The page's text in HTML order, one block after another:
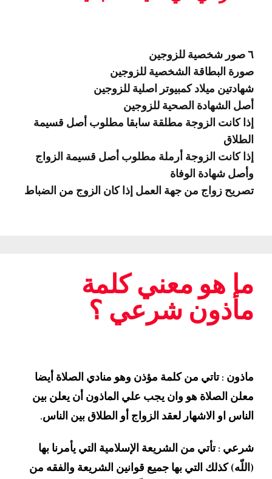
٦ صور شخصية للزوجين
صورة البطاقة الشخصية للزوجين
شهادتين ميلاد كمبيوتر اصلية للزوجين
أصل الشهادة الصحية للزوجين
إذا كانت الزوجة مطلقة سابقا مطلوب أصل قسيمة
الطلاق
إذا كانت الزوجة أرملة مطلوب أصل قسيمة الزواج
وأصل شهادة الوفاة
تصريح زواج من جهة العمل إذا كان الزوج من الضباط
ما هو معني كلمة
مأذون شرعي ؟
ماذون : تاتي من كلمة مؤذن وهو منادي الصلاة أيضا
معلن الصلاة هو وان يجب علي الماذون أن يعلن بين
الناس او الاشهار لعقد الزواج أو الطلاق بين الناس.
شرعي : تأتي من الشريعة الإسلامية التي يأمرنا بها
(اللّه) كذلك التي بها جميع قوانين الشريعة والفقه من